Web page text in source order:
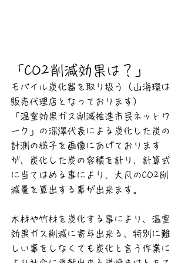
「CO2削減効果は？」
モバイル炭化器を取り扱う（山海環は
販売代理店となっております）
「温室効果ガス削減推進市民ネットワ
ーク」の深澤代表による炭化した炭の
計測の様子を画像にあげております
が、炭化した炭の容積を計り、計算式
に当てはめる事により、大凡のCO2削
減量を算出する事が出来ます。
木材や竹材を炭化する事により、温室
効果ガス削減に寄与出来る、特別に難
しい事をしなくても炭化と言う作業に